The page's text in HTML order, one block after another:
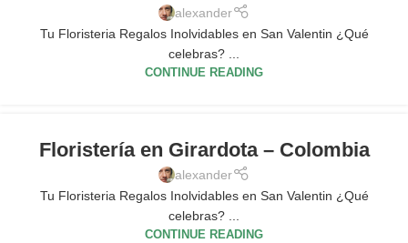
alexander
Tu Floristeria Regalos Inolvidables en San Valentin ¿Qué
celebras? ...
CONTINUE READING
Floristería en Girardota – Colombia
alexander
Tu Floristeria Regalos Inolvidables en San Valentin ¿Qué
celebras? ...
CONTINUE READING